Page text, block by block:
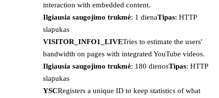
interaction with embedded content.
Ilgiausia saugojimo trukmė: 1 dienaTipas: HTTP
slapukas
VISITOR_INFO1_LIVETries to estimate the users'
bandwidth on pages with integrated YouTube videos.
Ilgiausia saugojimo trukmė: 180 dienosTipas: HTTP
slapukas
YSCRegisters a unique ID to keep statistics of what